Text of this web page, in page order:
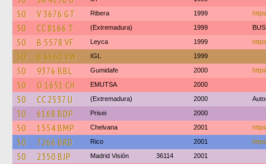
50 V 3676 GT Ribera 1999
50 CC 8166 T (Extremadura) 1999
50 B 5578 VF Leyca 1999
50 B 6660 VW IGL 1999
50 9376 BBL Gumidafe 2000
50 O 1651 CH EMUTSA 2000
50 CC 2537 U (Extremadura) 2000
50 6168 BDP Prisei 2000
50 1554 BMP Chelvana 2001
50 7266 BRD Rico 2001
50 2350 BJP Madrid Visión 36114 2001